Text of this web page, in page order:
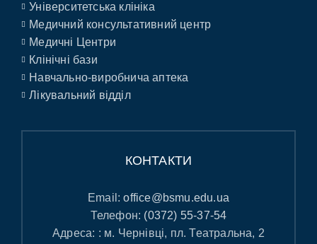
Університетська клініка
Медичний консультативний центр
Медичні Центри
Клінічні бази
Навчально-виробнича аптека
Лікувальний відділ
КОНТАКТИ
Email:office@bsmu.edu.ua
Телефон: (0372) 55-37-54
Адреса: : м. Чернівці, пл. Театральна, 2